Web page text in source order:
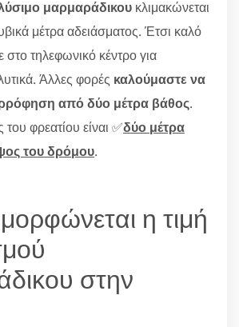
μαρμαράδικου κλιμακώνεται
μέτρα αδειάσματος. Έτσι καλό
στο τηλεφωνικό κέντρο για
Άλλες φορές καλούμαστε να
από δύο μέτρα βάθος.
φρεατίου είναι ✅δύο μέτρα
του δρόμου.
η τιμή
στην